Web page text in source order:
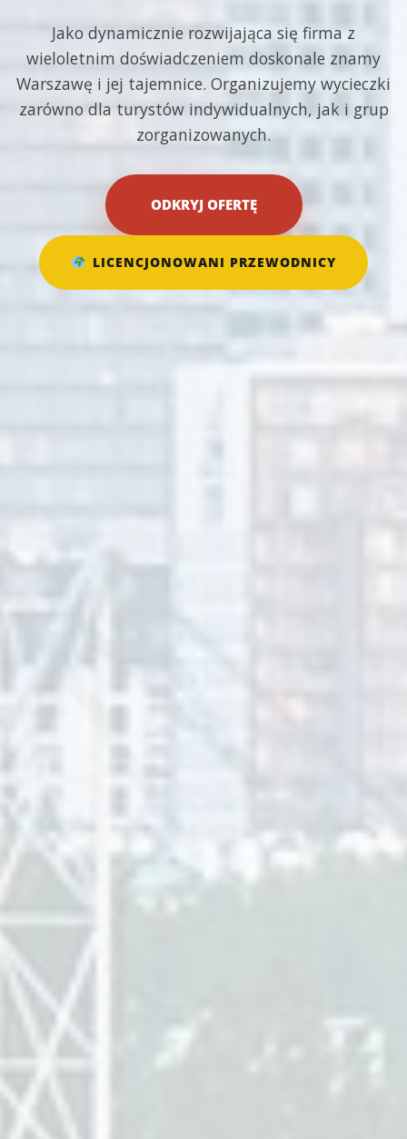
Jako dynamicznie rozwijająca się firma z
wieloletnim doświadczeniem doskonale znamy
Warszawę i jej tajemnice. Organizujemy wycieczki
zarówno dla turystów indywidualnych, jak i grup
zorganizowanych.
ODKRYJ OFERTĘ
LICENCJONOWANI PRZEWODNICY